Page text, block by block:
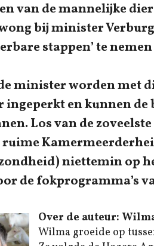
van de mannelijke
bij minister
stappen’ te
minister worden met
ingeperkt en kunnen de
Los van de
ruime
niettemin op
de fokprogramma’s
Over de auteur:
Wilma groeide op